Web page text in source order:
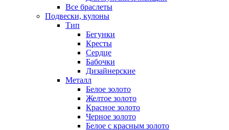
Все браслеты
Подвески, кулоны
Тип
Бегунки
Кресты
Сердце
Бабочки
Дизайнерские
Металл
Белое золото
Желтое золото
Красное золото
Черное золото
Белое с красным золото